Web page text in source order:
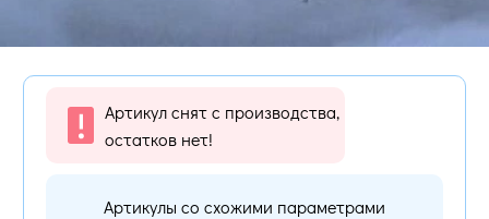
Артикул снят с производства,
остатков нет!
Артикулы со схожими параметрами